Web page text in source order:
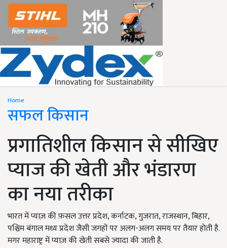
Home
सफल किसान
प्रगातिशील किसान से सीखिए
प्याज की खेती और भंडारण
का नया तरीका
भारत में प्याज़ की फ़सल उत्तर प्रदेश, कर्नाटक, गुजरात, राजस्थान, बिहार,
पश्चिम बंगाल मध्य प्रदेश जैसी जगहों पर अलग-अलग समय पर तैयार होती है.
मगर महाराष्ट्र में प्याज़ की खेती सबसे ज्यादा की जाती है.